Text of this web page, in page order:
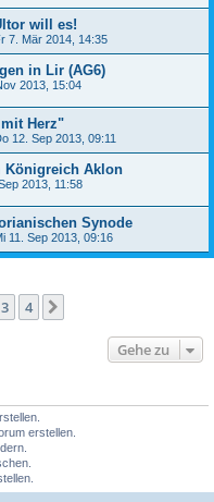
will es!
7. Mär 2014, 14:35
in Lir (AG6)
2013, 15:04
Herz"
12. Sep 2013, 09:11
Königreich Aklon
2013, 11:58
Synode
11. Sep 2013, 09:16
3 4
Gehe zu
erstellen.